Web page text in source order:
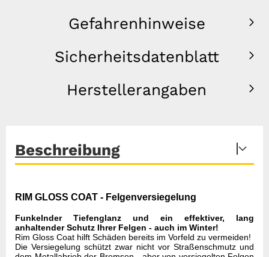
Gefahrenhinweise
Sicherheitsdatenblatt
Herstellerangaben
Beschreibung
RIM GLOSS COAT - Felgenversiegelung
Funkelnder Tiefenglanz und ein effektiver, lang
anhaltender Schutz Ihrer Felgen - auch im Winter!
Rim Gloss Coat hilft Schäden bereits im Vorfeld zu vermeiden!
Die Versiegelung schützt zwar nicht vor Straßenschmutz und